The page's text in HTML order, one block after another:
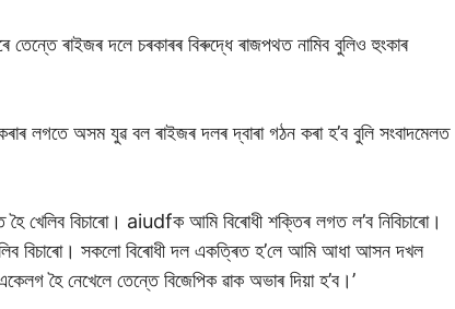
ৰাইজৰ দলে চৰকাৰৰ বিৰুদ্ধে ৰাজপথত নামিব বুলিও হুংকাৰ
লগতে অসম যুৱ বল ৰাইজৰ দলৰ দ্বাৰা গঠন কৰা হ’ব বুলি সংবাদমেলত
খেলিব বিচাৰো। aiudfক আমি বিৰোধী শক্তিৰ লগত ল’ব নিবিচাৰো।
বিচাৰো। সকলো বিৰোধী দল একত্ৰিত হ’লে আমি আধা আসন দখল
হৈ নেখেলে তেন্তে বিজেপিক ৱাক অভাৰ দিয়া হ’ব।’